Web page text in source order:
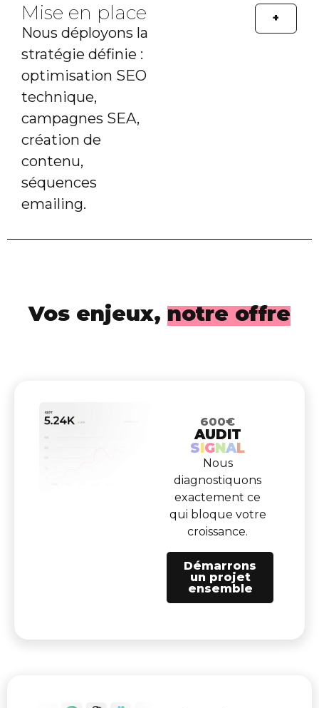
Mise en place​
Nous déployons la
stratégie définie :
optimisation SEO
technique,
campagnes SEA,
création de
contenu,
séquences
emailing.
+
Vos enjeux, notre offre
600€
AUDIT
SIGNAL
Nous
diagnostiquons
exactement ce
qui bloque votre
croissance.
Démarrons
un projet
ensemble